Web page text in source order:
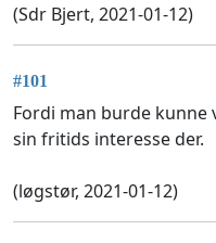
(Sdr Bjert, 2021-01-12)
#101
Fordi man burde
sin fritids interesse der.
(løgstør, 2021-01-12)